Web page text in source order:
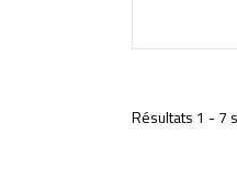
Résultats 1 - 7